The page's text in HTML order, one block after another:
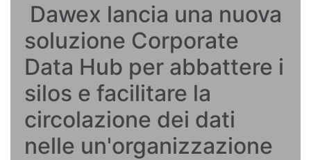
Dawex lancia una nuova
soluzione Corporate
Data Hub per abbattere i
silos e facilitare la
circolazione dei dati
nelle un'organizzazione